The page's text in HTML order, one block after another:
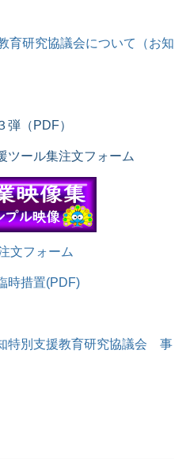
育研究協議会について（お知
弾（PDF）
ツール集注文フォーム
文フォーム
時措置(PDF)
特別支援教育研究協議会 事